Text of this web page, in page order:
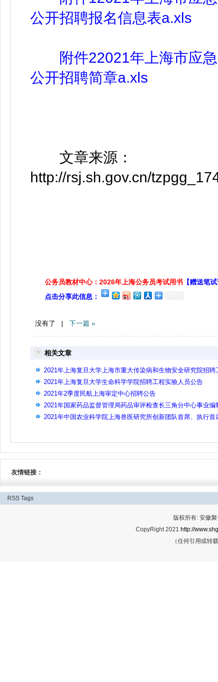
公开招聘报名信息表a.xls
附件22021年上海市应
公开招聘简章a.xls
文章来源：
http://rsj.sh.gov.cn/
公务员教材中心：2026年上海公务员考试用书 【赠送笔
点击分享此信息：
没有了 | 下一篇 »
相关文章
2021年上海复旦大学上海市重大传染病和生物安全研究院招聘
程实验人员公告
2021年上海复旦大学生命科学学院招聘工程实验人员公告
2021年2季度民航上海审定中心招聘公告
2021年国家药品监督管理局药品审评检查长三角分中心事业编
人员公开招聘公告
2021年中国农业科学院上海兽医研究所创新团队首席、执行首
友情链接：
RSS Tags
版权所有: 安徽
CopyRight 2021 http://
（任何引用或转